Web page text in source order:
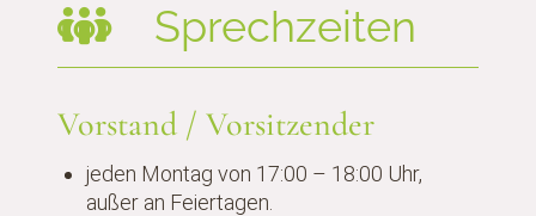
Sprechzeiten
Vorstand / Vorsitzender
jeden Montag von 17:00 – 18:00 Uhr,
außer an Feiertagen.